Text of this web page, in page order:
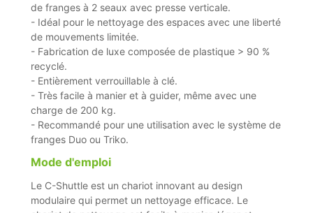
de franges à 2 seaux avec presse verticale.
- Idéal pour le nettoyage des espaces avec une liberté
de mouvements limitée.
- Fabrication de luxe composée de plastique > 90 %
recyclé.
- Entièrement verrouillable à clé.
- Très facile à manier et à guider, même avec une
charge de 200 kg.
- Recommandé pour une utilisation avec le système de
franges Duo ou Triko.
Mode d'emploi
Le C-Shuttle est un chariot innovant au design
modulaire qui permet un nettoyage efficace. Le